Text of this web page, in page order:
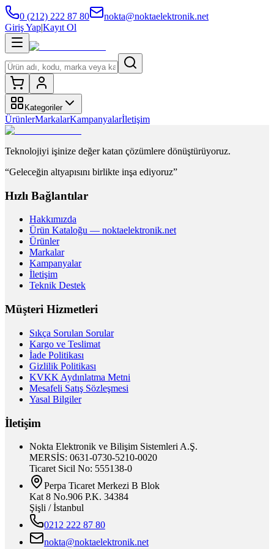
0 (212) 222 87 80
nokta@noktaelektronik.net
Giriş Yap|Kayıt Ol
Kategoriler
ÜrünlerMarkalarKampanyalarİletişim
Teknolojiyi işinize değer katan çözümlere dönüştürüyoruz.
“Geleceğin altyapısını birlikte inşa ediyoruz”
Hızlı Bağlantılar
Hakkımızda
Ürün Kataloğu — noktaelektronik.net
Ürünler
Markalar
Kampanyalar
İletişim
Teknik Destek
Müşteri Hizmetleri
Sıkça Sorulan Sorular
Kargo ve Teslimat
İade Politikası
Gizlilik Politikası
KVKK Aydınlatma Metni
Mesafeli Satış Sözleşmesi
Yasal Bilgiler
İletişim
Nokta Elektronik ve Bilişim Sistemleri A.Ş.
MERSİS: 0631-0730-5210-0020
Ticaret Sicil No: 555138-0
Perpa Ticaret Merkezi B Blok
Kat 8 No.906 P.K. 34384
Şişli / İstanbul
0212 222 87 80
nokta@noktaelektronik.net